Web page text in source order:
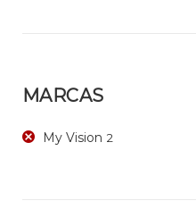
MARCAS
My Vision 2